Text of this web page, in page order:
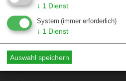
Mediadaten
Hinweise für Autor*innen
Hinweise für Dossiers
↓ 1 Dienst
System (immer erforderlich)
↓ 1 Dienst
Auswahl speichern